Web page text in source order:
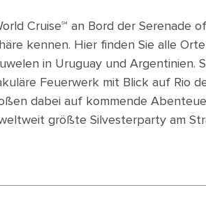
Cruise℠ an Bord der Serenade
kennen. Hier finden Sie alle
in Uruguay und Argentinien.
Feuerwerk mit Blick auf Rio
dabei auf kommende
größte Silvesterparty am